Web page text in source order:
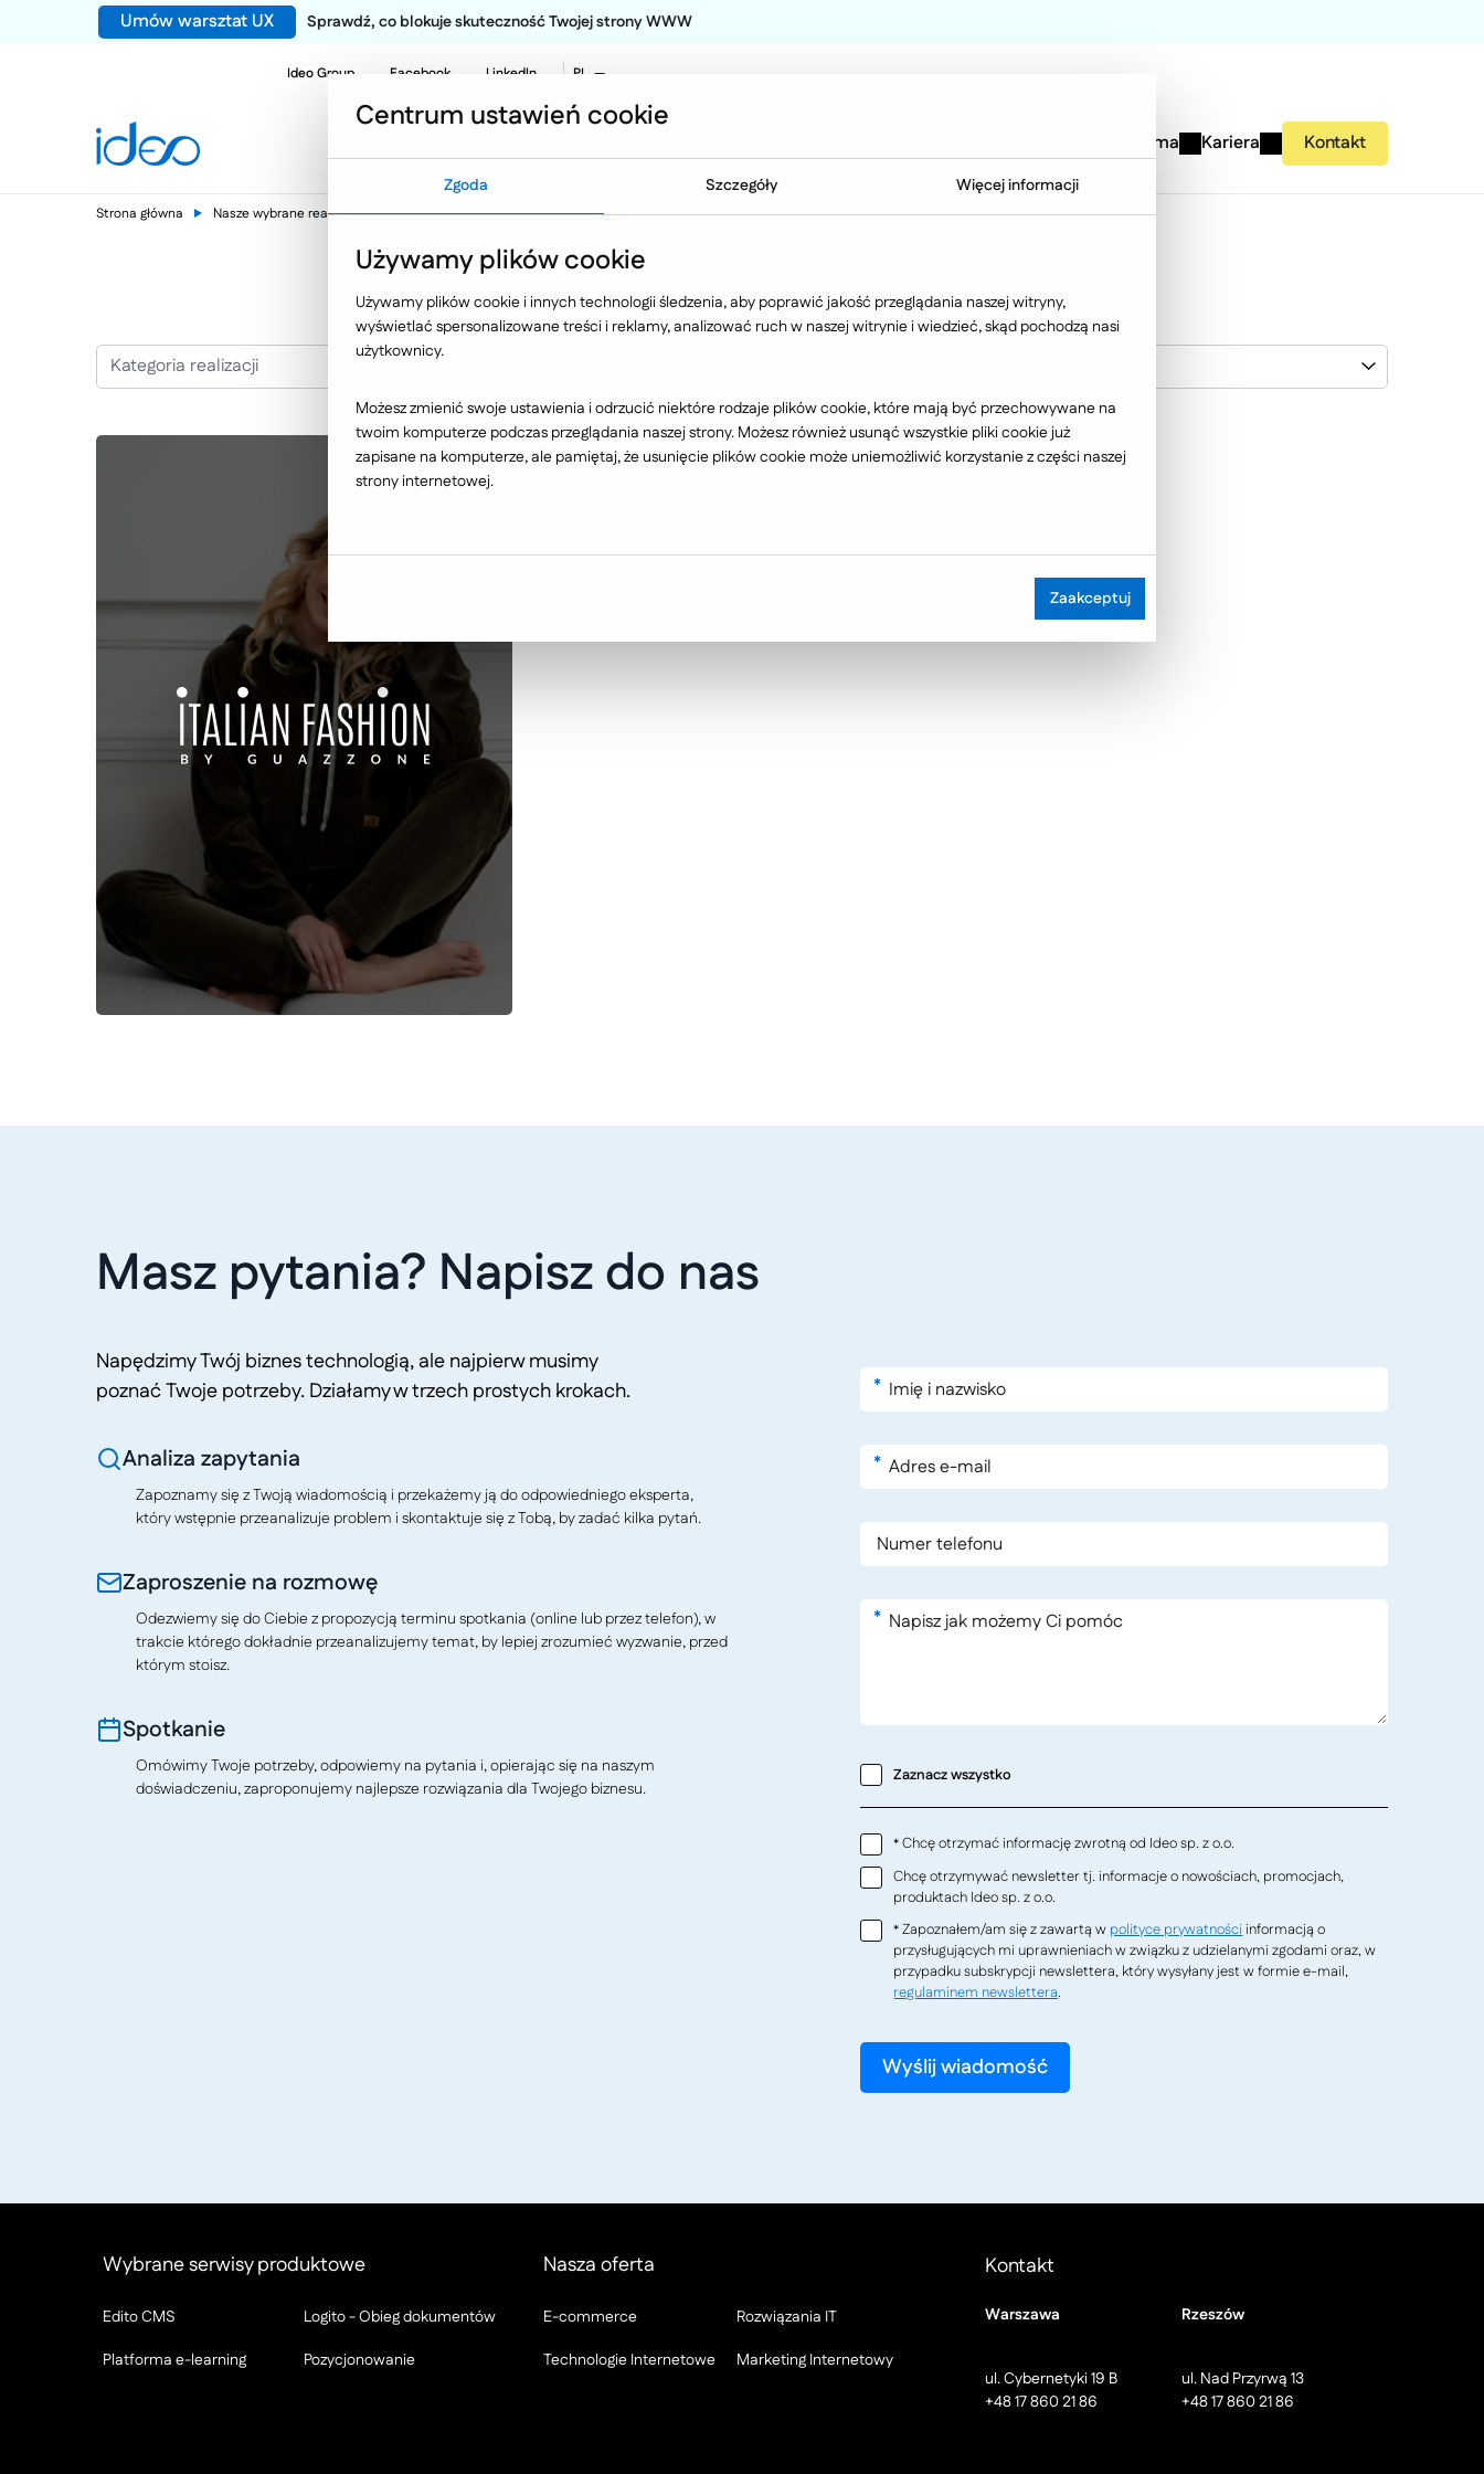
Umów warsztat UX Sprawdź, co blokuje skuteczność Twojej strony WWW
Ideo Group Facebook LinkedIn
PL
EN
NO
Firma Kariera Kontakt
Strona główna Nasze wybrane realizacje Italian Fashion
Kategoria realizacji
Masz pytania? Napisz do nas
Napędzimy Twój biznes technologią, ale najpierw musimy
poznać Twoje potrzeby. Działamy w trzech prostych krokach.
Analiza zapytania
Zapoznamy się z Twoją wiadomością i przekażemy ją do odpowiedniego eksperta,
który wstępnie przeanalizuje problem i skontaktuje się z Tobą, by zadać kilka pytań.
Zaproszenie na rozmowę
Odezwiemy się do Ciebie z propozycją terminu spotkania (online lub przez telefon), w
trakcie którego dokładnie przeanalizujemy temat, by lepiej zrozumieć wyzwanie, przed
którym stoisz.
Spotkanie
Omówimy Twoje potrzeby, odpowiemy na pytania i, opierając się na naszym
doświadczeniu, zaproponujemy najlepsze rozwiązania dla Twojego biznesu.
*
*
*
Zaznacz wszystko
* Chcę otrzymać informację zwrotną od Ideo sp. z o.o.
Chcę otrzymywać newsletter tj. informacje o nowościach, promocjach,
produktach Ideo sp. z o.o.
* Zapoznałem/am się z zawartą w polityce prywatności informacją o
przysługujących mi uprawnieniach w związku z udzielanymi zgodami oraz, w
przypadku subskrypcji newslettera, który wysyłany jest w formie e-mail,
regulaminem newslettera.
Wybrane serwisy produktowe
Edito CMS
Logito - Obieg dokumentów
Platforma e-learning
Pozycjonowanie
Nasza oferta
E-commerce
Rozwiązania IT
Technologie Internetowe
Marketing Internetowy
Kontakt
Warszawa
ul. Cybernetyki 19 B
+48 17 860 21 86
Rzeszów
ul. Nad Przyrwą 13
+48 17 860 21 86
Centrum ustawień cookie
Zgoda Szczegóły Więcej informacji
Używamy plików cookie
Używamy plików cookie i innych technologii śledzenia, aby poprawić jakość przeglądania naszej witryny,
wyświetlać spersonalizowane treści i reklamy, analizować ruch w naszej witrynie i wiedzieć, skąd pochodzą nasi
użytkownicy.
Możesz zmienić swoje ustawienia i odrzucić niektóre rodzaje plików cookie, które mają być przechowywane na
twoim komputerze podczas przeglądania naszej strony. Możesz również usunąć wszystkie pliki cookie już
zapisane na komputerze, ale pamiętaj, że usunięcie plików cookie może uniemożliwić korzystanie z części naszej
strony internetowej.
Zaakceptuj